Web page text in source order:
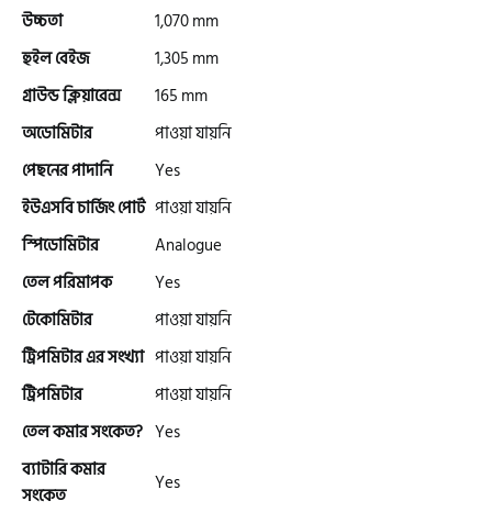
স্পীডার (Speeder)
এমা (Emma)
SINSKI
সিঙ্গার
উচ্চতা
1,070 mm
হুইল বেইজ
1,305 mm
গ্রাউন্ড ক্লিয়ারেন্স
165 mm
অডোমিটার
পাওয়া যায়নি
পেছনের পাদানি
Yes
ইউএসবি চার্জিং পোর্ট পাওয়া যায়নি
স্পিডোমিটার
Analogue
তেল পরিমাপক
Yes
টেকোমিটার
পাওয়া যায়নি
ট্রিপমিটার এর সংখ্যা পাওয়া যায়নি
ট্রিপমিটার
পাওয়া যায়নি
তেল কমার সংকেত? Yes
ব্যাটারি কমার
সংকেত
Yes